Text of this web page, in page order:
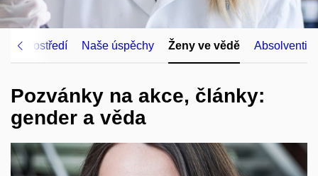
prostředí Naše úspěchy Ženy ve vědě Absolventi
Pozvánky na akce, články:
gender a věda